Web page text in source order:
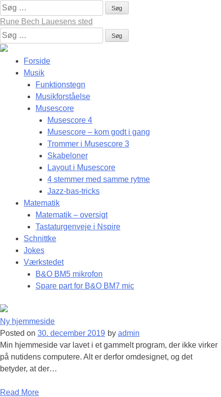
Skip
to
content
Søg
efter:
Rune Bech Lauesens sted
Søg
efter:
Forside
Musik
Funktionstegn
Musikforståelse
Musescore
Musescore 4
Musescore – kom godt i gang
Trommer i Musescore 3
Skabeloner
Layout i Musescore
4 stemmer med samme rytme
Jazz-bas-tricks
Matematik
Matematik – oversigt
Tastaturgenveje i Nspire
Schnittke
Jokes
Værkstedet
B&O BM5 mikrofon
Spare part for B&O BM7 mic
Ny hjemmeside
Posted on 30. december 2019 by admin
Min hjemmeside var lavet i et gammelt program, der ikke virker
på nutidens computere. Alt er derfor omdesignet, og det
betyder, at der…
Read More